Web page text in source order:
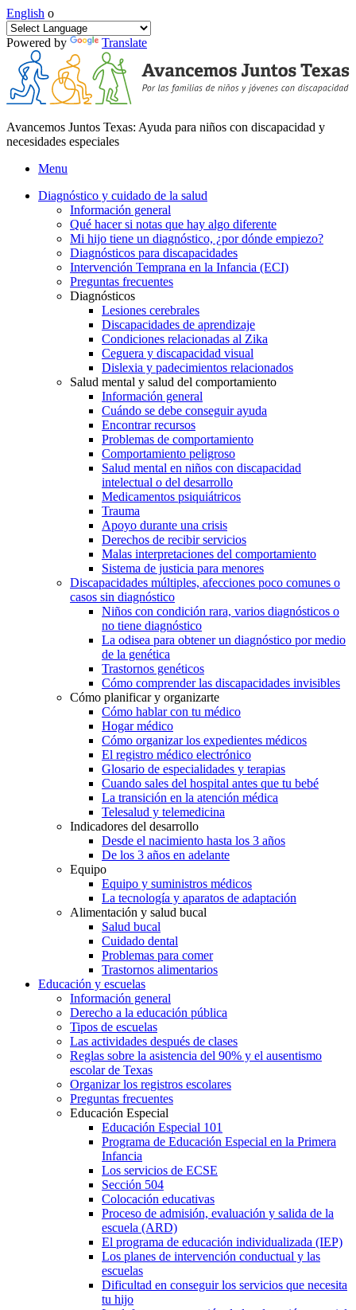
English o
Powered by Translate
Avancemos Juntos Texas: Ayuda para niños con discapacidad y
necesidades especiales
Menu
Diagnóstico y cuidado de la salud
Información general
Qué hacer si notas que hay algo diferente
Mi hijo tiene un diagnóstico, ¿por dónde empiezo?
Diagnósticos para discapacidades
Intervención Temprana en la Infancia (ECI)
Preguntas frecuentes
Diagnósticos
Lesiones cerebrales
Discapacidades de aprendizaje
Condiciones relacionadas al Zika
Ceguera y discapacidad visual
Dislexia y padecimientos relacionados
Salud mental y salud del comportamiento
Información general
Cuándo se debe conseguir ayuda
Encontrar recursos
Problemas de comportamiento
Comportamiento peligroso
Salud mental en niños con discapacidad
intelectual o del desarrollo
Medicamentos psiquiátricos
Trauma
Apoyo durante una crisis
Derechos de recibir servicios
Malas interpretaciones del comportamiento
Sistema de justicia para menores
Discapacidades múltiples, afecciones poco comunes o
casos sin diagnóstico
Niños con condición rara, varios diagnósticos o
no tiene diagnóstico
La odisea para obtener un diagnóstico por medio
de la genética
Trastornos genéticos
Cómo comprender las discapacidades invisibles
Cómo planificar y organizarte
Cómo hablar con tu médico
Hogar médico
Cómo organizar los expedientes médicos
El registro médico electrónico
Glosario de especialidades y terapias
Cuando sales del hospital antes que tu bebé
La transición en la atención médica
Telesalud y telemedicina
Indicadores del desarrollo
Desde el nacimiento hasta los 3 años
De los 3 años en adelante
Equipo
Equipo y suministros médicos
La tecnología y aparatos de adaptación
Alimentación y salud bucal
Salud bucal
Cuidado dental
Problemas para comer
Trastornos alimentarios
Educación y escuelas
Información general
Derecho a la educación pública
Tipos de escuelas
Las actividades después de clases
Reglas sobre la asistencia del 90% y el ausentismo
escolar de Texas
Organizar los registros escolares
Preguntas frecuentes
Educación Especial
Educación Especial 101
Programa de Educación Especial en la Primera
Infancia
Los servicios de ECSE
Sección 504
Colocación educativas
Proceso de admisión, evaluación y salida de la
escuela (ARD)
El programa de educación individualizada (IEP)
Los planes de intervención conductual y las
escuelas
Dificultad en conseguir los servicios que necesita
tu hijo